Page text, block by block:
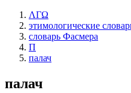
ΛΓΩ
этимологические
словарь Фасмера
П
палач
палач